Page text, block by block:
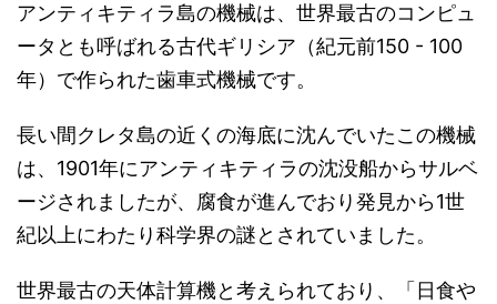
アンティキティラ島の機械は、世界最古のコンピュ
ータとも呼ばれる古代ギリシア（紀元前150 - 100
年）で作られた歯車式機械です。
長い間クレタ島の近くの海底に沈んでいたこの機械
は、1901年にアンティキティラの沈没船からサルベ
ージされましたが、腐食が進んでおり発見から1世
紀以上にわたり科学界の謎とされていました。
世界最古の天体計算機と考えられており、「日食や